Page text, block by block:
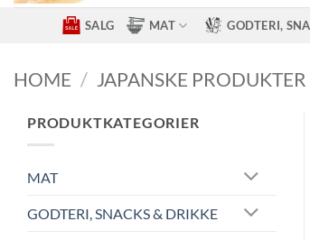
SALG MAT GODTERI,
HOME / JAPANSKE PRODUKTER
PRODUKTKATEGORIER
MAT
GODTERI, SNACKS & DRIKKE